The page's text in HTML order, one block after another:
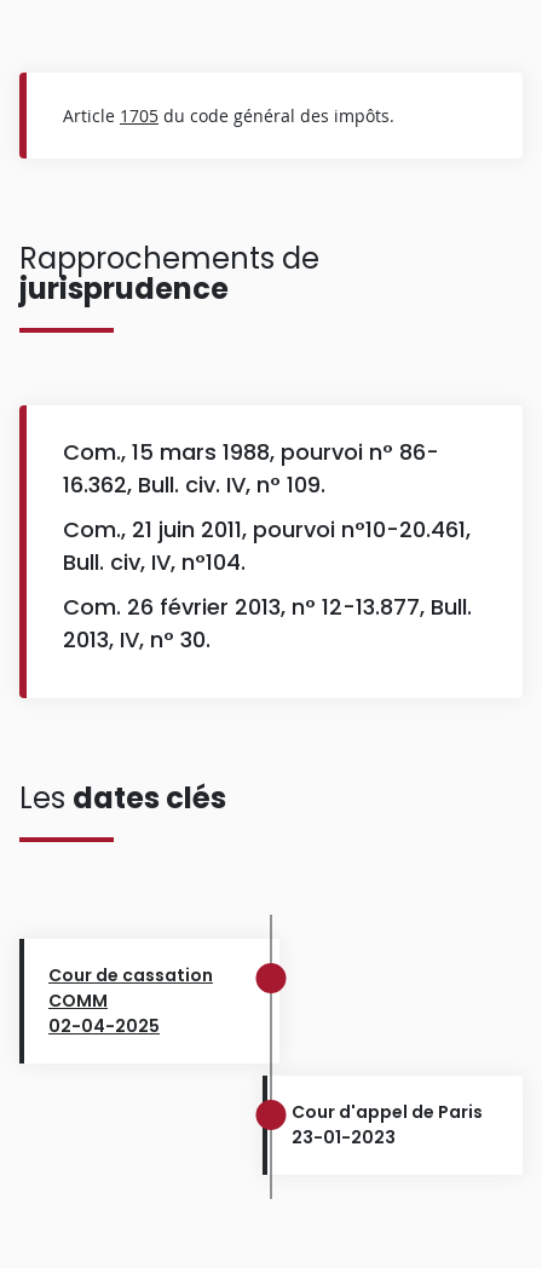
Article 1705 du code général des impôts.
Rapprochements de
jurisprudence
Com., 15 mars 1988, pourvoi n° 86-
16.362, Bull. civ. IV, n° 109.
Com., 21 juin 2011, pourvoi n°10-20.461,
Bull. civ, IV, n°104.
Com. 26 février 2013, n° 12-13.877, Bull.
2013, IV, n° 30.
Les dates clés
Cour de cassation
COMM
02-04-2025
Cour d'appel de Paris
23-01-2023